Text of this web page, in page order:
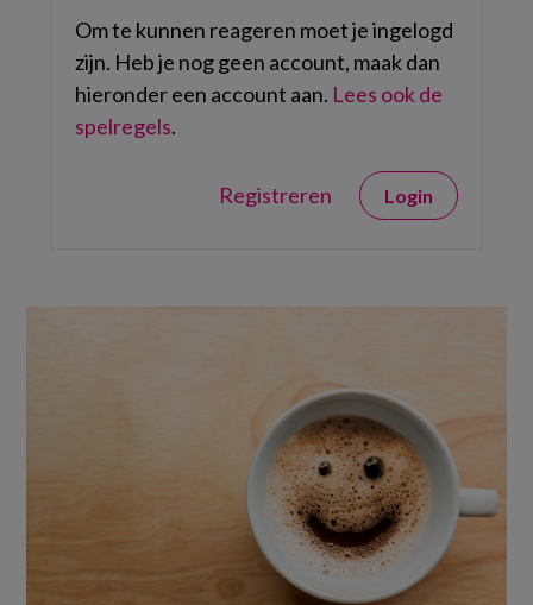
Om te kunnen reageren moet je ingelogd
zijn. Heb je nog geen account, maak dan
hieronder een account aan. Lees ook de
spelregels.
Registreren Login